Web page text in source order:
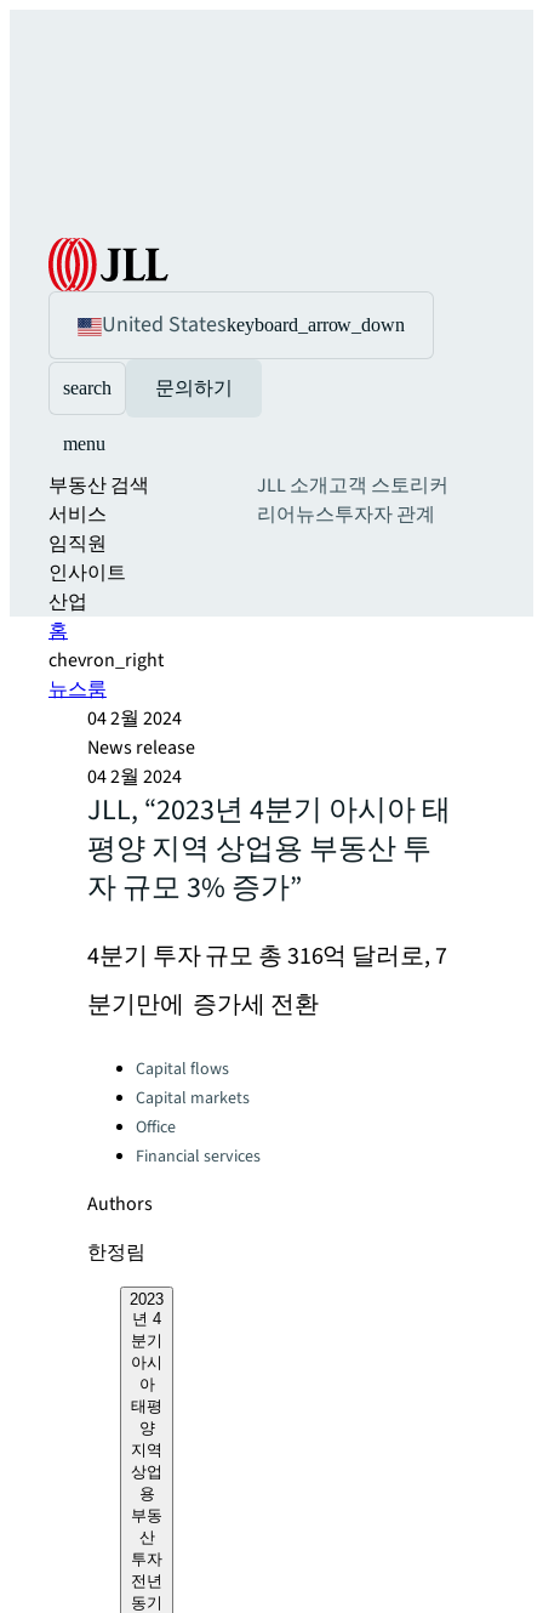
United Stateskeyboard_arrow_down
search 문의하기
menu
부동산 검색
서비스
임직원
인사이트
산업
JLL 소개고객 스토리커
리어뉴스투자자 관계
홈
chevron_right
뉴스룸
04 2월 2024
News release
04 2월 2024
JLL, “2023년 4분기 아시아 태
평양 지역 상업용 부동산 투
자 규모 3% 증가”
4분기 투자 규모 총 316억 달러로, 7
분기만에 증가세 전환
Categories:Capital flows
Capital markets
Office
Financial services
Authors
한정림
2023
년 4
분기
아시
아
태평
양
지역
상업
용
부동
산
투자
전년
동기